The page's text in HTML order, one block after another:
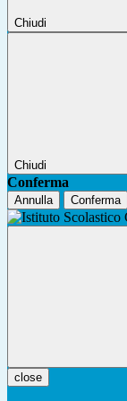
Chiudi
Chiudi
Conferma
Annulla Conferma
close